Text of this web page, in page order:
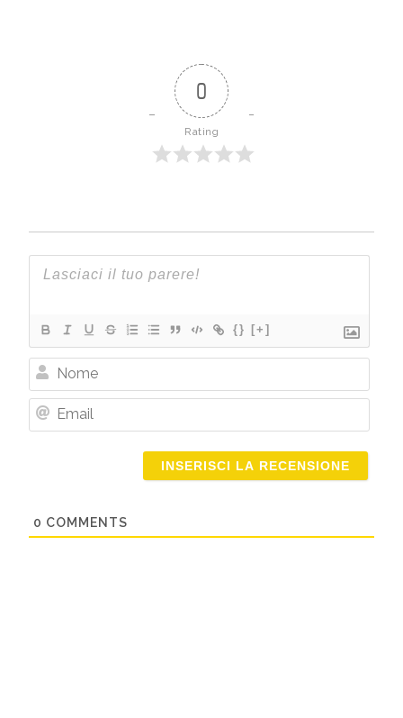
0
Rating
{} [+]
Nome
0 COMMENTS